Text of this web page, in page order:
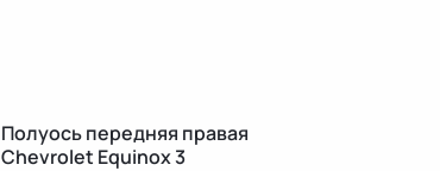
Полуось передняя правая
Chevrolet Equinox 3